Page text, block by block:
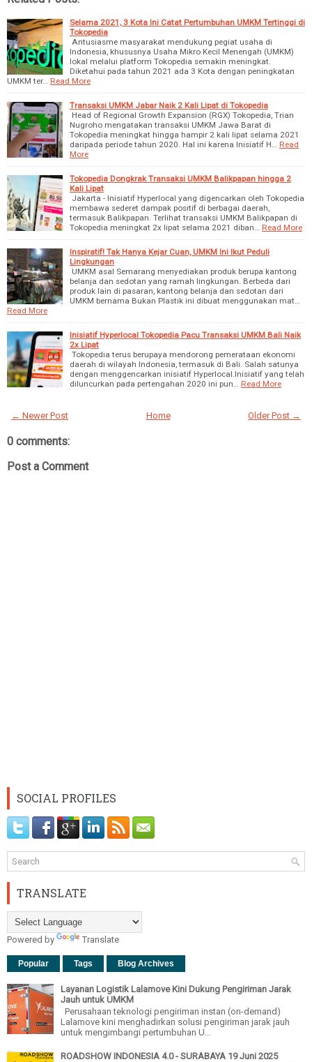
Selama 2021, 3 Kota Ini Catat Pertumbuhan UMKM Tertinggi di
Tokopedia
Antusiasme masyarakat mendukung pegiat usaha di
Indonesia, khususnya Usaha Mikro Kecil Menengah (UMKM)
lokal melalui platform Tokopedia semakin meningkat.
Diketahui pada tahun 2021 ada 3 Kota dengan peningkatan
UMKM ter… Read More
Transaksi UMKM Jabar Naik 2 Kali Lipat di Tokopedia
Head of Regional Growth Expansion (RGX) Tokopedia, Trian
Nugroho mengatakan transaksi UMKM Jawa Barat di
Tokopedia meningkat hingga hampir 2 kali lipat selama 2021
daripada periode tahun 2020. Hal ini karena Inisiatif H… Read
More
Tokopedia Dongkrak Transaksi UMKM Balikpapan hingga 2
Kali Lipat
Jakarta - Inisiatif Hyperlocal yang digencarkan oleh Tokopedia
membawa sederet dampak positif di berbagai daerah,
termasuk Balikpapan. Terlihat transaksi UMKM Balikpapan di
Tokopedia meningkat 2x lipat selama 2021 diban… Read More
Inspiratif! Tak Hanya Kejar Cuan, UMKM Ini Ikut Peduli
Lingkungan
UMKM asal Semarang menyediakan produk berupa kantong
belanja dan sedotan yang ramah lingkungan. Berbeda dari
produk lain di pasaran, kantong belanja dan sedotan dari
UMKM bernama Bukan Plastik ini dibuat menggunakan mat…
Read More
Inisiatif Hyperlocal Tokopedia Pacu Transaksi UMKM Bali Naik
2x Lipat
Tokopedia terus berupaya mendorong pemerataan ekonomi
daerah di wilayah Indonesia, termasuk di Bali. Salah satunya
dengan menggencarkan inisiatif Hyperlocal.Inisiatif yang telah
diluncurkan pada pertengahan 2020 ini pun… Read More
← Newer Post Older Post →
Home
0 comments:
Post a Comment
SOCIAL PROFILES
TRANSLATE
Powered by Translate
Popular Tags Blog Archives
Layanan Logistik Lalamove Kini Dukung Pengiriman Jarak
Jauh untuk UMKM
Perusahaan teknologi pengiriman instan (on-demand)
Lalamove kini menghadirkan solusi pengiriman jarak jauh
untuk mengimbangi pertumbuhan U...
ROADSHOW INDONESIA 4.0 - SURABAYA 19 Juni 2025